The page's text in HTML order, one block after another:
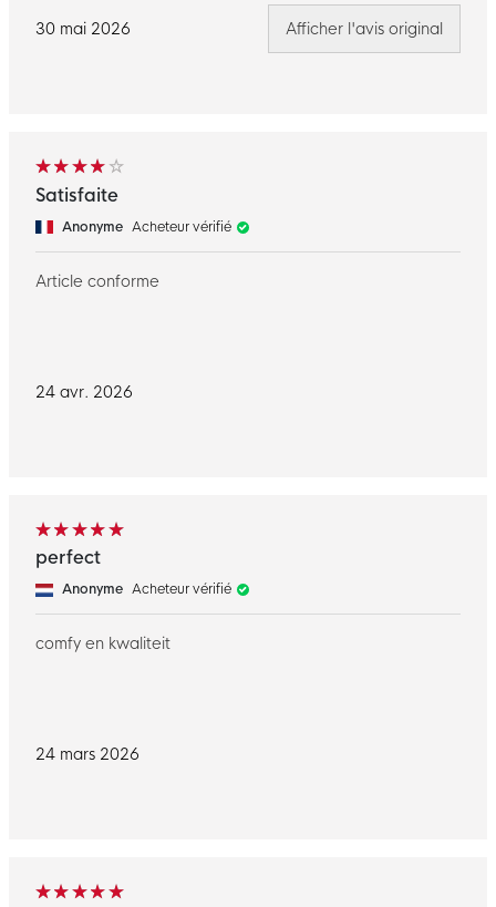
30 mai 2026 Afficher l'avis original
24 avr. 2026
Satisfaite
Anonyme Acheteur vérifié
Article conforme
24 mars 2026
perfect
Anonyme Acheteur vérifié
comfy en kwaliteit